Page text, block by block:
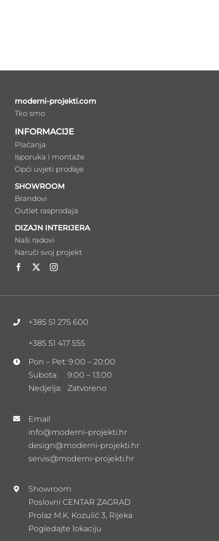
moderni-projekti.com
Tko smo
INFORMACIJE
Plaćanja
Isporuka i montaže
Opći uvjeti prodaje
SHOWROOM
Brandovi
Outlet rasprodaja
DIZAJN INTERIJERA
Naši radovi
Naruči svoj projekt
+385 51 275 600
+385 51 417 555
Pon – Pet: 9:00 – 20:00
Subota: 9:00 – 13:00
Nedjelja: Zatvoreno
Email
info@moderni-projekti.hr
design@moderni-projekti.hr
servis@moderni-projekti.hr
Showroom
Poslovni CENTAR ZAGRAD
Prolaz M.K. Kozulić 3, Rijeka
Pogledajte lokaciju